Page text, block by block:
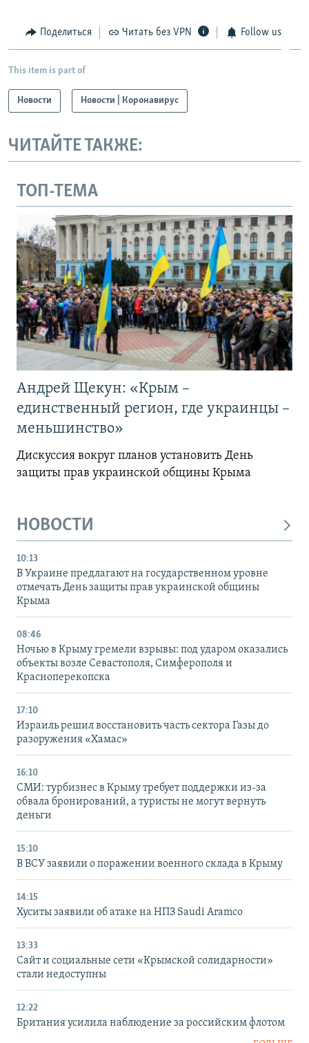
Поделиться Читать без VPN Follow us
This item is part of
Новости Новости | Коронавирус
ЧИТАЙТЕ ТАКЖЕ:
ТОП-ТЕМА
Андрей Щекун: «Крым –
единственный регион, где украинцы –
меньшинство»
Дискуссия вокруг планов установить День
защиты прав украинской общины Крыма
НОВОСТИ
10:13
В Украине предлагают на государственном уровне
отмечать День защиты прав украинской общины
Крыма
08:46
Ночью в Крыму гремели взрывы: под ударом оказались
объекты возле Севастополя, Симферополя и
Красноперекопска
17:10
Израиль решил восстановить часть сектора Газы до
разоружения «Хамас»
16:10
СМИ: турбизнес в Крыму требует поддержки из-за
обвала бронирований, а туристы не могут вернуть
деньги
15:10
В ВСУ заявили о поражении военного склада в Крыму
14:15
Хуситы заявили об атаке на НПЗ Saudi Aramco
13:33
Сайт и социальные сети «Крымской солидарности»
стали недоступны
12:22
Британия усилила наблюдение за российским флотом